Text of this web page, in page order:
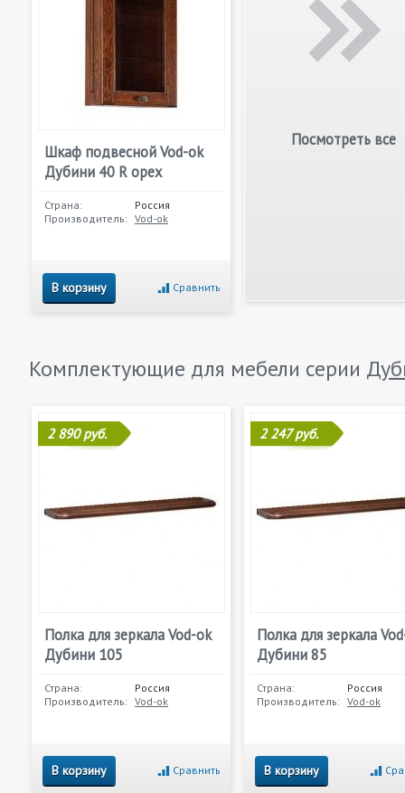
Шкаф подвесной Vod-ok
Дубини 40 R орех
Страна:
Россия
Производитель: Vod-ok
В корзину Сравнить
Посмотреть все
Комплектующие для мебели серии
2 890 руб.
Полка для зеркала Vod-ok
Дубини 105
Страна:
Россия
Производитель: Vod-ok
В корзину Сравнить
2 247 руб.
Полка для зеркала
Дубини 85
Страна:
Россия
Производитель: Vod-ok
В корзину